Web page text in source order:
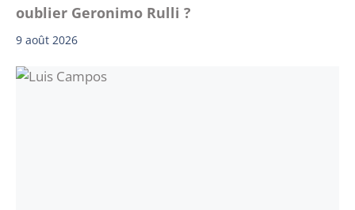
oublier Geronimo Rulli ?
9 août 2026